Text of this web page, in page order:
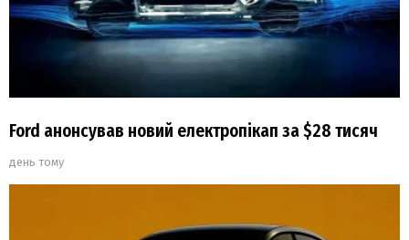
Ford анонсував новий електропікап за $28 тисяч
день тому